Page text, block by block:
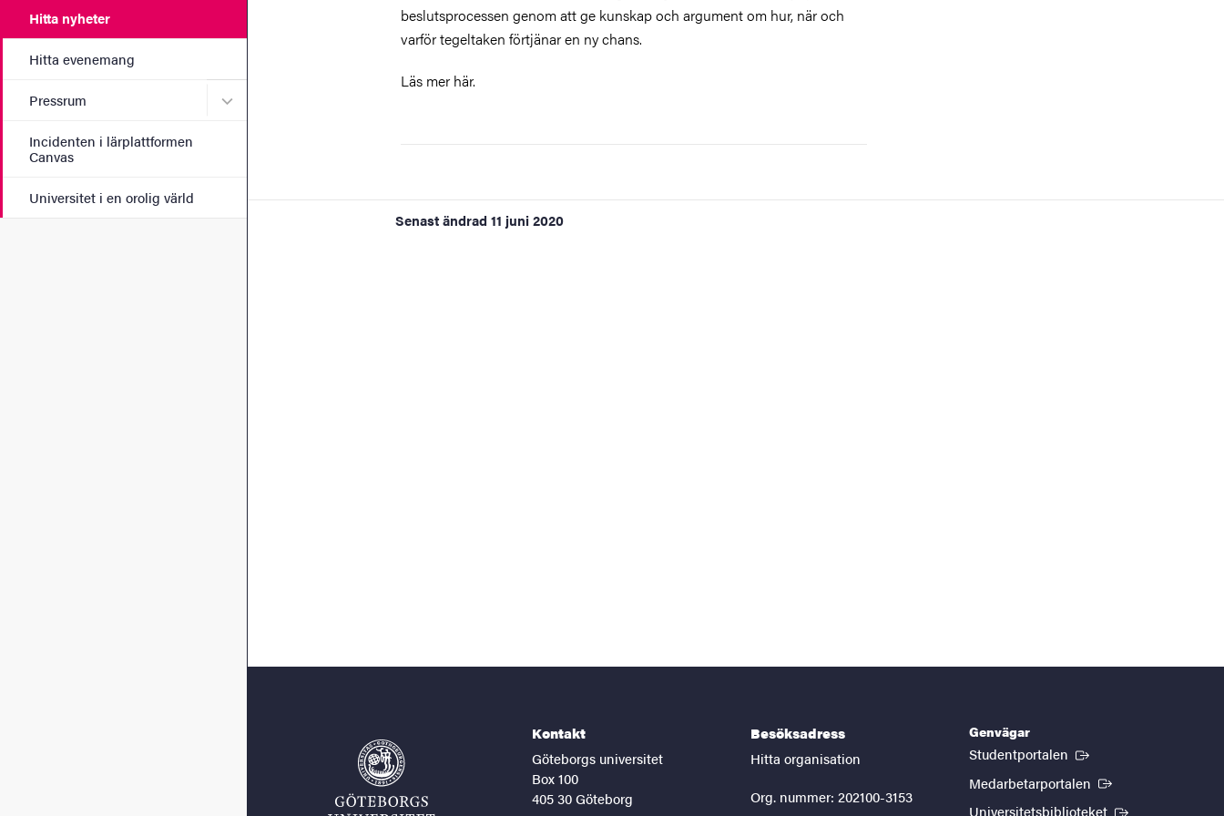
Hitta nyheter
Hitta evenemang
Pressrum Undermeny för Pressrum
Incidenten i lärplattformen
Canvas
Universitet i en orolig värld
beslutsprocessen genom att ge kunskap och argument om hur, när och
varför tegeltaken förtjänar en ny chans.
Läs mer här.
Senast ändrad 11 juni 2020
Kontakt
Göteborgs universitet
Box 100
405 30 Göteborg
Besöksadress
Hitta organisation
Org. nummer: 202100-3153
Genvägar
Studentportalen (Extern länk)
Medarbetarportalen (Extern länk)
Universitetsbiblioteket (Extern länk)